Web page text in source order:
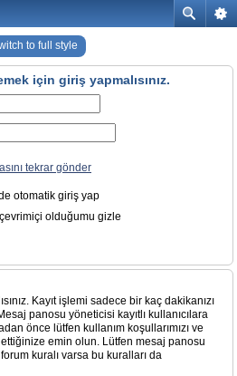
to full style
için giriş yapmalısınız.
tekrar gönder
otomatik giriş yap
olduğumu gizle
Kayıt işlemi sadece bir kaç dakikanızı
panosu yöneticisi kayıtlı kullanıcılara
önce lütfen kullanım koşullarımızı ve
emin olun. Lütfen mesaj panosu
kuralı varsa bu kuralları da